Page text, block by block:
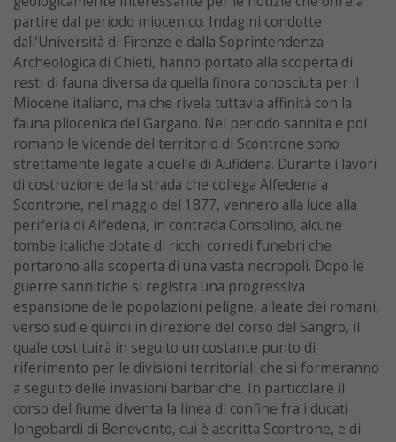
partire dal periodo miocenico. Indagini condotte
dall’Università di Firenze e dalla Soprintendenza
Archeologica di Chieti, hanno portato alla scoperta di
resti di fauna diversa da quella finora conosciuta per il
Miocene italiano, ma che rivela tuttavia affinità con la
fauna pliocenica del Gargano. Nel periodo sannita e poi
romano le vicende del territorio di Scontrone sono
strettamente legate a quelle di Aufidena. Durante i lavori
di costruzione della strada che collega Alfedena a
Scontrone, nel maggio del 1877, vennero alla luce alla
periferia di Alfedena, in contrada Consolino, alcune
tombe italiche dotate di ricchi corredi funebri che
portarono alla scoperta di una vasta necropoli. Dopo le
guerre sannitiche si registra una progressiva
espansione delle popolazioni peligne, alleate dei romani,
verso sud e quindi in direzione del corso del Sangro, il
quale costituirà in seguito un costante punto di
riferimento per le divisioni territoriali che si formeranno
a seguito delle invasioni barbariche. In particolare il
corso del fiume diventa la linea di confine fra i ducati
longobardi di Benevento, cui è ascritta Scontrone, e di